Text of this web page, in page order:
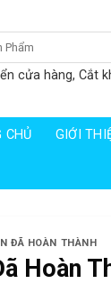
cửa hàng, Cắt
CHỦ GIỚI
ĐÃ HOÀN THÀNH
Hoàn